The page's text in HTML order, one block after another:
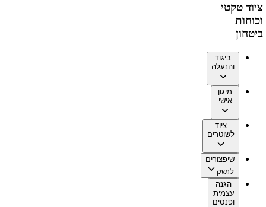
ציוד טקטי
וכוחות
ביטחון
ביגוד
והנעלה
מיגון
אישי
ציוד
לשוטרים
שיפצורים
לנשק
הגנה
עצמית
ופנסים